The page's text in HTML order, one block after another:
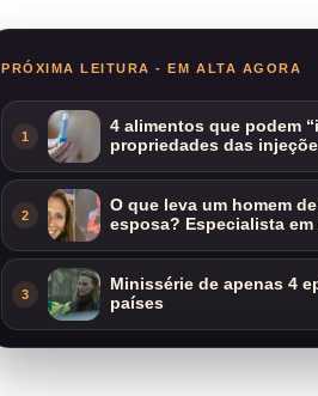
PRÓXIMA LEITURA - EM ALTA AGORA
1
4 alimentos que podem
propriedades das
2
O que leva um homem
esposa? Especialista
3
Minissérie de apenas 4
países